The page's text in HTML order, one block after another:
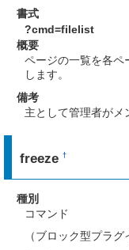
書式
?cmd=filelist
概要
ページの一覧を各ペ
します。
備考
主として管理者がメ
freeze†
種別
コマンド
（ブロック型プラグ